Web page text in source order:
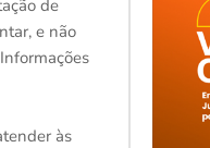
de
e não
às